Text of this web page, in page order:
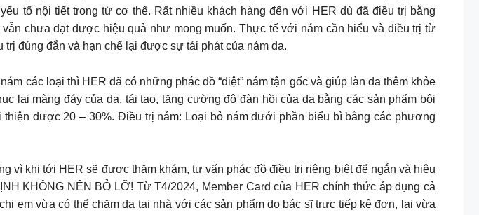
tố nội tiết trong từ cơ thể. Rất nhiều khách hàng đến với HER dù đã điều trị bằng
chưa đạt được hiệu quả như mong muốn. Thực tế với nám cần hiểu và điều trị từ
đúng đắn và hạn chế lại được sự tái phát của nám da.
các loại thì HER đã có những phác đồ “diệt” nám tận gốc và giúp làn da thêm khỏe
lại màng đáy của da, tái tạo, tăng cường độ đàn hồi của da bằng các sản phẩm bôi
được 20 – 30%. Điều trị nám: Loại bỏ nám dưới phần biểu bì bằng các phương
vì khi tới HER sẽ được thăm khám, tư vấn phác đồ điều trị riêng biệt để ngắn và hiệu
KHÔNG NÊN BỎ LỠ! Từ T4/2024, Member Card của HER chính thức áp dụng cả
em vừa có thể chăm da tại nhà với các sản phẩm do bác sĩ trực tiếp kê đơn, lại vừa